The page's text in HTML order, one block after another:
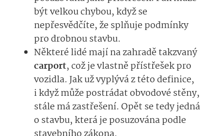
být velkou chybou, když se
nepřesvědčíte, že splňuje podmínky
pro drobnou stavbu.
Některé lidé mají na zahradě takzvaný
carport, což je vlastně přístřešek pro
vozidla. Jak už vyplývá z této definice,
i když může postrádat obvodové stěny,
stále má zastřešení. Opět se tedy jedná
o stavbu, která je posuzována podle